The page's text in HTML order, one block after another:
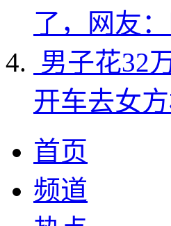
了，网友
男子花32
开车去女
首页
频道